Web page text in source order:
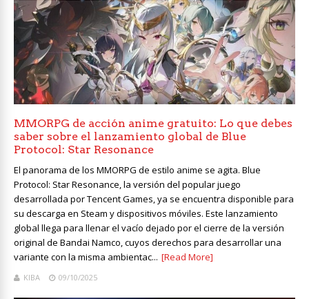
MMORPG de acción anime gratuito: Lo que debes
saber sobre el lanzamiento global de Blue
Protocol: Star Resonance
El panorama de los MMORPG de estilo anime se agita. Blue
Protocol: Star Resonance, la versión del popular juego
desarrollada por Tencent Games, ya se encuentra disponible para
su descarga en Steam y dispositivos móviles. Este lanzamiento
global llega para llenar el vacío dejado por el cierre de la versión
original de Bandai Namco, cuyos derechos para desarrollar una
variante con la misma ambientac... [Read More]
KIBA 09/10/2025